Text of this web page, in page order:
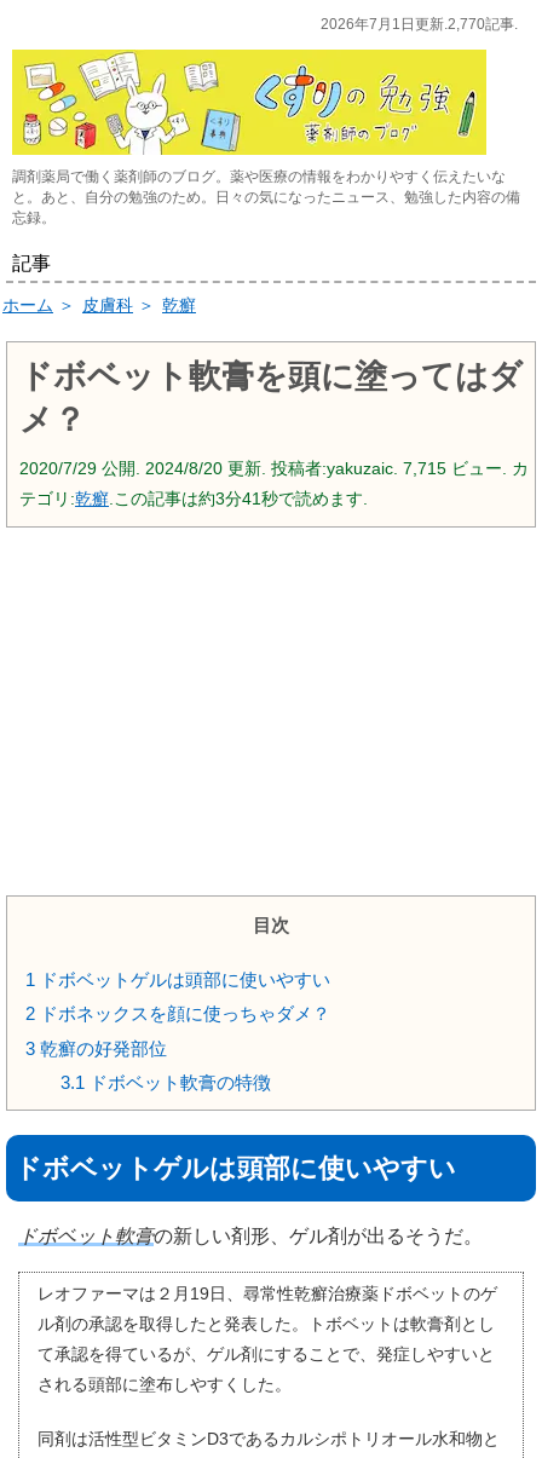
2026年7月1日更新.2,770記事.
調剤薬局で働く薬剤師のブログ。薬や医療の情報をわかりやすく伝えたいな
と。あと、自分の勉強のため。日々の気になったニュース、勉強した内容の備
忘録。
記事
ホーム ＞ 皮膚科 ＞ 乾癬
ドボベット軟膏を頭に塗ってはダ
メ？
2020/7/29 公開. 2024/8/20 更新. 投稿者:yakuzaic. 7,715 ビュー. カ
テゴリ:乾癬 .この記事は約3分41秒で読めます.
目次
1 ドボベットゲルは頭部に使いやすい
2 ドボネックスを顔に使っちゃダメ？
3 乾癬の好発部位
3.1 ドボベット軟膏の特徴
ドボベットゲルは頭部に使いやすい
ドボベット軟膏の新しい剤形、ゲル剤が出るそうだ。
レオファーマは２月19日、尋常性乾癬治療薬ドボベットのゲ
ル剤の承認を取得したと発表した。トボベットは軟膏剤とし
て承認を得ているが、ゲル剤にすることで、発症しやすいと
される頭部に塗布しやすくした。
同剤は活性型ビタミンD3であるカルシポトリオール水和物と